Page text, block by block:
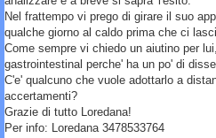
Nel frattempo vi prego di girare il suo
qualche giorno al caldo prima che ci
Come sempre vi chiedo un aiutino per
gastrointestinal perche' ha un po' di
C'e' qualcuno che vuole adottarlo a
accertamenti?
Grazie di tutto Loredana!
Per info: Loredana 3478533764